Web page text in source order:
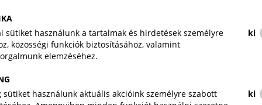
Gazdasági Tájékoztató harmadik
Magyar Kereskedelmi és Iparkamara
sütiket használunk a tartalmak és hirdetések személyre
közösségi funkciók biztosításához, valamint
elemzéséhez.
ki
sütiket használunk aktuális akcióink személyre szabott
ki